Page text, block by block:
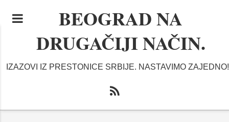
BEOGRAD NA
DRUGAČIJI NAČIN.
IZAZOVI IZ PRESTONICE SRBIJE. NASTAVIMO ZAJEDNO!